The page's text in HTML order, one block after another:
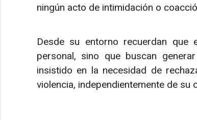
ningún acto de intimidación o
Desde su entorno recuerdan
personal, sino que buscan
insistido en la necesidad de
violencia, independientemente de su